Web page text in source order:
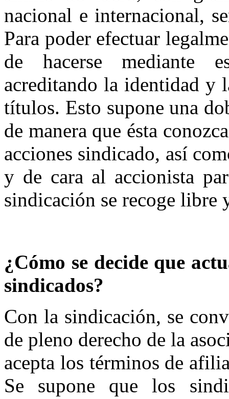
nacional e internacional,
Para poder efectuar
de hacerse mediante
acreditando la identidad y
títulos. Esto supone una
de manera que ésta
acciones sindicado, así
y de cara al accionista
sindicación se recoge libre
¿Cómo se decide que
sindicados?
Con la sindicación, se
de pleno derecho de la
acepta los términos de
Se supone que los